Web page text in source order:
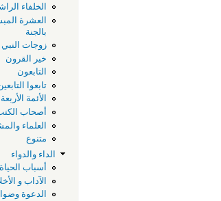
الخلفاء
العشرة
بالجنة
زوجات النبي
خير القرون
التابعون
تابعوا
الأئمة الأربعة
أصحاب
العلماء
متنوع
الداء والدواء
أسباب
الآداب و
الدعوة